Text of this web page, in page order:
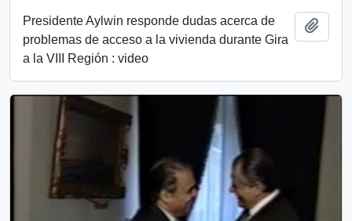
Presidente Aylwin responde dudas acerca de
problemas de acceso a la vivienda durante Gira
a la VIII Región : video